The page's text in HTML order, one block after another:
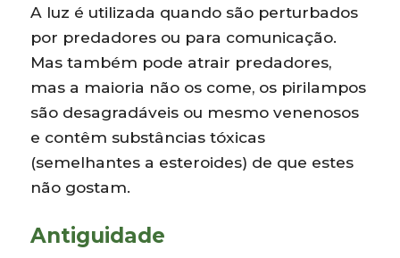
A luz é utilizada quando são perturbados
por predadores ou para comunicação.
Mas também pode atrair predadores,
mas a maioria não os come, os pirilampos
são desagradáveis ou mesmo venenosos
e contêm substâncias tóxicas
(semelhantes a esteroides) de que estes
não gostam.
Antiguidade